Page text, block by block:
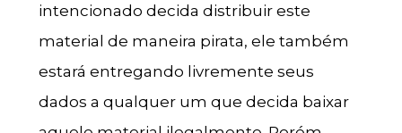
intencionado decida distribuir este
material de maneira pirata, ele também
estará entregando livremente seus
dados a qualquer um que decida baixar